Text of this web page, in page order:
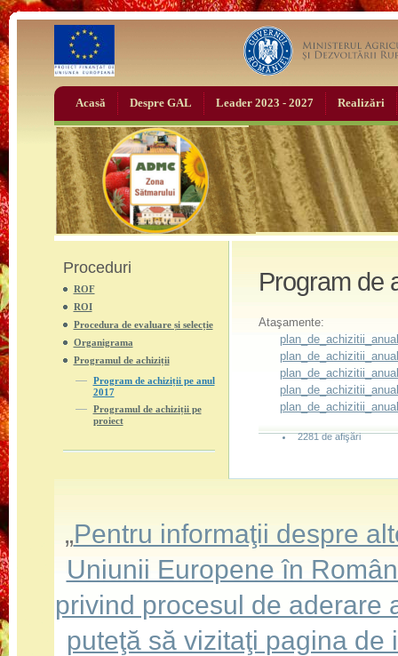
Acasă Despre GAL Leader 2023 - 2027 Realizări
Proceduri
ROF
ROI
Procedura de evaluare și selecție
Organigrama
Programul de achiziții
Program de achiziții pe anul
2017
Programul de achiziții pe
proiect
Program de
Ataşamente:
2281 de afişări
„Pentru informaţii despre
Uniunii Europene în
privind procesul de aderare
puteţă să vizitaţi pagina